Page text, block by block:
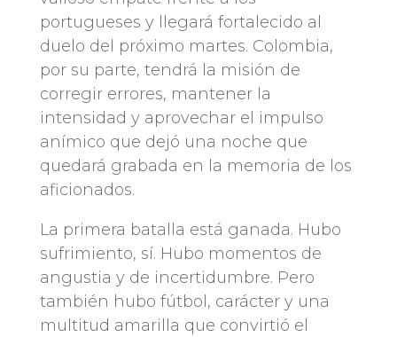
portugueses y llegará fortalecido al
duelo del próximo martes. Colombia,
por su parte, tendrá la misión de
corregir errores, mantener la
intensidad y aprovechar el impulso
anímico que dejó una noche que
quedará grabada en la memoria de los
aficionados.
La primera batalla está ganada. Hubo
sufrimiento, sí. Hubo momentos de
angustia y de incertidumbre. Pero
también hubo fútbol, carácter y una
multitud amarilla que convirtió el